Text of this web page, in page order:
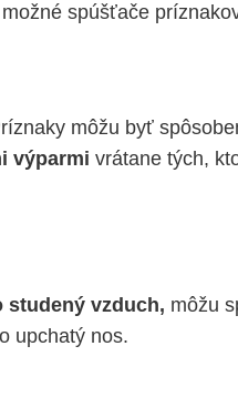
spúšťače
môžu byť
výparmi vrátane tých,
studený vzduch, môžu
upchatý nos.